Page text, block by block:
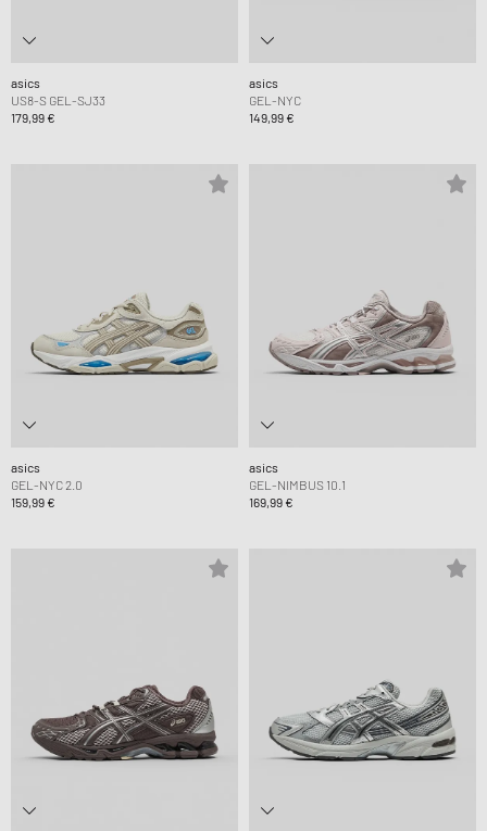
asics
US8-S GEL-SJ33
179,99 €
asics
GEL-NYC
149,99 €
asics
GEL-NYC 2.0
159,99 €
asics
GEL-NIMBUS 10.1
169,99 €